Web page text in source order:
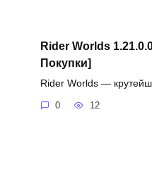
Rider Worlds
Покупки]
Rider Worlds —
0 12